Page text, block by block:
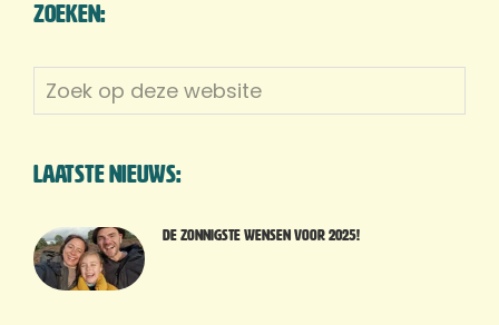
Zoeken:
Zoek
op
website
Laatste nieuws:
De zonnigste wensen voor 2025!